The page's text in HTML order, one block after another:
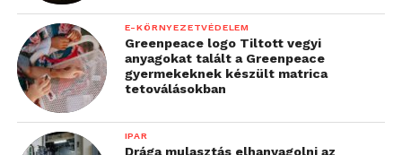
E-KÖRNYEZETVÉDELEM
Greenpeace logo Tiltott vegyi
anyagokat talált a Greenpeace
gyermekeknek készült matrica
tetoválásokban
IPAR
Drága mulasztás elhanyagolni az